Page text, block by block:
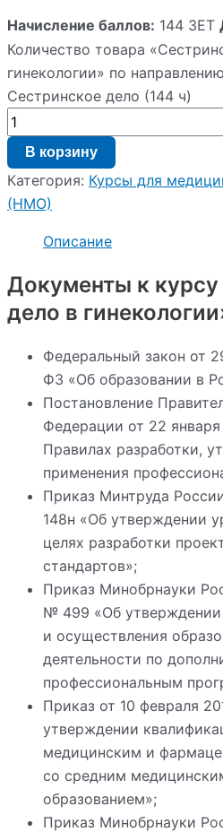
Начисление баллов: 144 ЗЕТ
удостоверение о повышении
свидетельство служащего.
Количество товара
гинекологии» по
Сестринское дело (144 ч)
В корзину
Категория: Курсы для
(НМО)
Описание
Документы к
дело в
Федеральный закон от
ФЗ «Об образовании в
Постановление
Федерации от 22
Правилах разработки,
применения
Приказ Минтруда
148н «Об утверждении
целях разработки
стандартов»;
Приказ Минобрнауки
№ 499 «Об утверждении
и осуществления
деятельности по
профессиональным
Приказ от 10 февраля
утверждении
медицинским и
со средним
образованием»;
Приказ Минобрнауки